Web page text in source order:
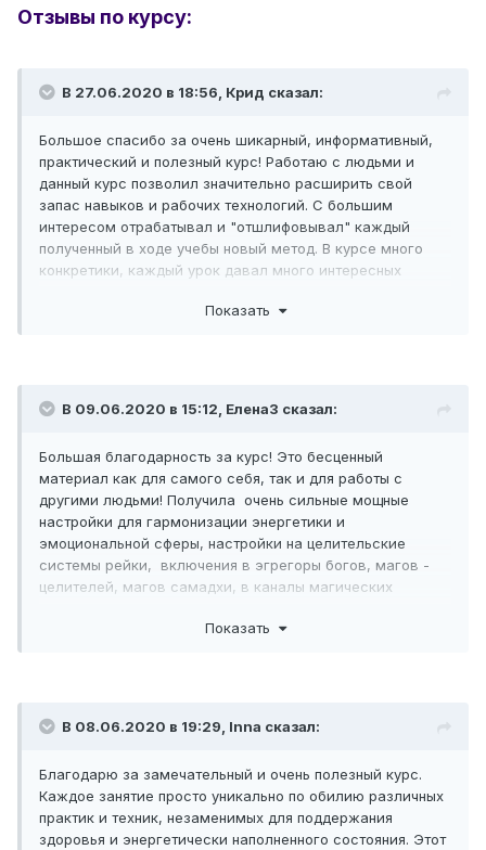
Отзывы по курсу:
В 27.06.2020 в 18:56, Крид сказал:
Большое спасибо за очень шикарный, информативный,
практический и полезный курс! Работаю с людьми и
данный курс позволил значительно расширить свой
запас навыков и рабочих технологий. С большим
интересом отрабатывал и "отшлифовывал" каждый
полученный в ходе учебы новый метод. В курсе много
конкретики, каждый урок давал много интересных
реально огромнейший запас рабочих, самодостаточных
людьми, в курсе есть все необходимое.
Показать
В 09.06.2020 в 15:12, ЕленаЗ сказал:
Большая благодарность за курс! Это бесценный
материал как для самого себя, так и для работы с
другими людьми! Получила очень сильные мощные
настройки для гармонизации энергетики и
эмоциональной сферы, настройки на целительские
системы рейки, включения в эгрегоры богов, магов -
целителей, магов самадхи, в каналы магических
начинают работать автоматически, даже если не успел
Показать
В 08.06.2020 в 19:29, Inna сказал:
Благодарю за замечательный и очень полезный курс.
Каждое занятие просто уникально по обилию различных
практик и техник, незаменимых для поддержания
здоровья и энергетически наполненного состояния. Этот